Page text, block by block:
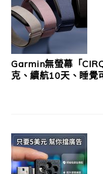
Garmin無螢幕「
克、續航10天、睡覺